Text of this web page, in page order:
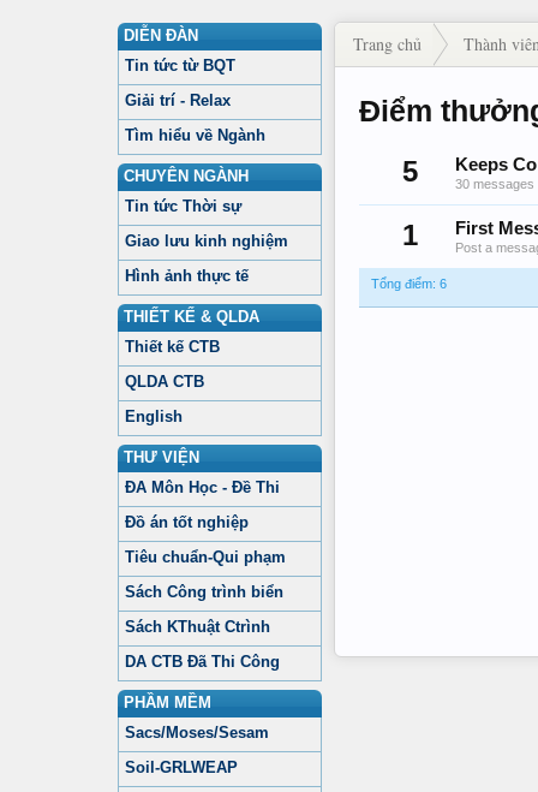
DIỄN ĐÀN
Tin tức từ BQT
Giải trí - Relax
Tìm hiểu về Ngành
CHUYÊN NGÀNH
Tin tức Thời sự
Giao lưu kinh nghiệm
Hình ảnh thực tế
THIẾT KẾ & QLDA
Thiết kế CTB
QLDA CTB
English
THƯ VIỆN
ĐA Môn Học - Đề Thi
Đồ án tốt nghiệp
Tiêu chuẩn-Qui phạm
Sách Công trình biển
Sách KThuật Ctrình
DA CTB Đã Thi Công
PHẦM MỀM
Sacs/Moses/Sesam
Soil-GRLWEAP
Trang chủ Thành
Điểm
5 Keeps
30 messages
1 First
Post a
Tổng điểm: 6